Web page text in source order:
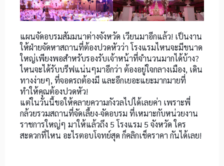
แผนจัดอบรมสัมมนาต่างจังหวัด เวียนมาอีกแล้ว! เป็นงาน
ให้ฝ่ายจัดหาสถานที่ต้องปวดหัวว่า โรงแรมไหนจะมีขนาด
ใหญ่เพียงพอสำหรับรองรับเจ้าหน้าที่จำนวนมากได้บ้าง?
ไหนจะได้รับบรีฟแน่นๆมาอีกว่า ต้องอยู่ใจกลางเมือง, เดิน
ทางง่ายๆ, ที่จอดรถต้องมี และอีกเยอะแยะมากมายที่
ทำให้คุณต้องปวดหัว!
แต่ในวันนี้ขอให้คลายความกังวลไปได้เลยค่า เพราะพี่
กล้วยรวมสถานที่จัดเลี้ยง-จัดอบรม ที่เหมาะกับหน่วยงาน
ราชการใหญ่ๆ มาให้แล้วถึง 5 โรงแรม 5 จังหวัด ใคร
สะดวกที่ไหน อะไรตอบโจทย์สุด ก็คลิกเช็คราคา กันได้เลย!